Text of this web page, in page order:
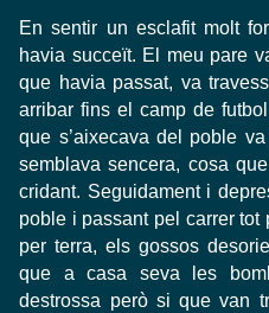
En sentir un esclafit molt
havia succeït. El meu pare
que havia passat, va
arribar fins el camp de
que s’aixecava del poble
semblava sencera, cosa
cridant. Seguidament i
poble i passant pel carrer
per terra, els gossos
que a casa seva les
destrossa però si que van